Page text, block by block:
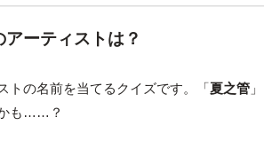
ーティストは？
トの名前を当てるクイズです。「夏之管 」
かも……？